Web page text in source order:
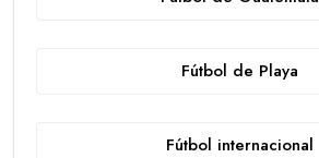
Fútbol de Playa
Fútbol internacional